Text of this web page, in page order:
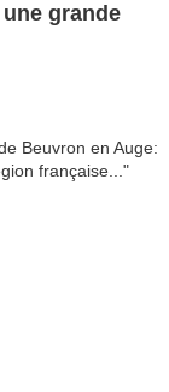
grande